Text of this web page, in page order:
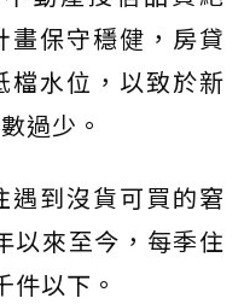
畫保守穩健，房貸
檔水位，以致於新
過少。
遇到沒貨可買的窘
以來至今，每季住
件以下。